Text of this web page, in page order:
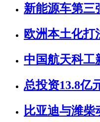
新能源车第三
欧洲本土化打
中国航天科工
总投资13.8亿
比亚迪与潍